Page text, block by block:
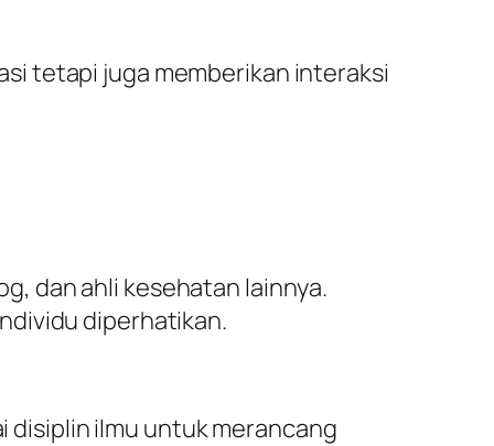
tetapi juga memberikan interaksi
dan ahli kesehatan lainnya.
diperhatikan.
disiplin ilmu untuk merancang